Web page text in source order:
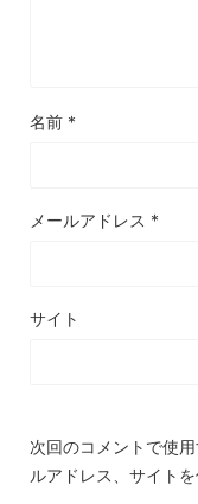
名前 *
メールアドレス *
サイト
次回のコメントで使
ルアドレス、サイトを